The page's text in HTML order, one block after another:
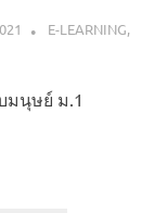
NAPASS
E-LEARNING,
มนุษย์ ม.1